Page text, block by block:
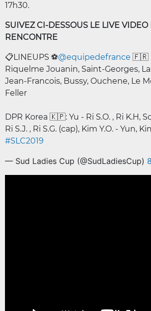
17h30.
SUIVEZ CI-DESSOUS LE LIVE VIDEO
RENCONTRE
📋LINEUPS ⚽️@equipedefrance 🇫🇷 :
Riquelme Jouanin, Saint-Georges,
Jean-Francois, Bussy, Ouchene, Le
Feller
DPR Korea 🇰🇵: Yu - Ri S.O. , Ri K.H,
Ri S.J. , Ri S.G. (cap), Kim Y.O. - Yun,
#SLC2019
— Sud Ladies Cup (@SudLadiesCup)